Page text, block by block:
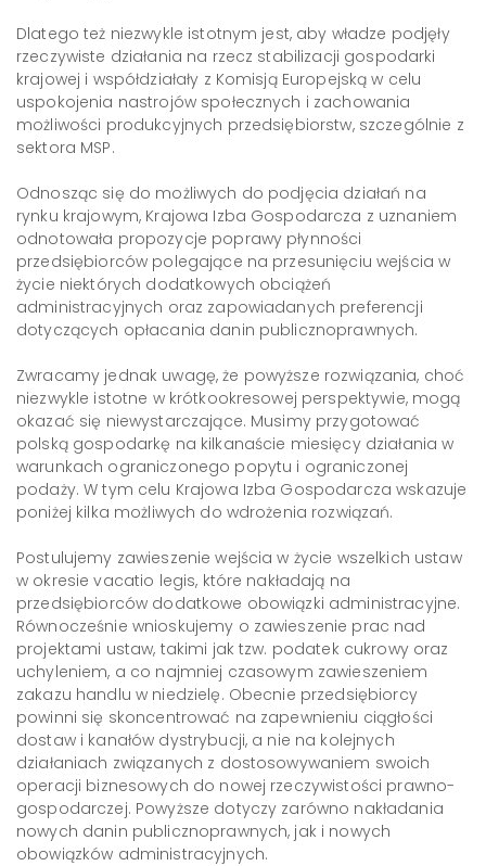
Dlatego też niezwykle istotnym jest, aby władze podjęły
rzeczywiste działania na rzecz stabilizacji gospodarki
krajowej i współdziałały z Komisją Europejską w celu
uspokojenia nastrojów społecznych i zachowania
możliwości produkcyjnych przedsiębiorstw, szczególnie z
sektora MSP.
Odnosząc się do możliwych do podjęcia działań na
rynku krajowym, Krajowa Izba Gospodarcza z uznaniem
odnotowała propozycje poprawy płynności
przedsiębiorców polegające na przesunięciu wejścia w
życie niektórych dodatkowych obciążeń
administracyjnych oraz zapowiadanych preferencji
dotyczących opłacania danin publicznoprawnych.
Zwracamy jednak uwagę, że powyższe rozwiązania, choć
niezwykle istotne w krótkookresowej perspektywie, mogą
okazać się niewystarczające. Musimy przygotować
polską gospodarkę na kilkanaście miesięcy działania w
warunkach ograniczonego popytu i ograniczonej
podaży. W tym celu Krajowa Izba Gospodarcza wskazuje
poniżej kilka możliwych do wdrożenia rozwiązań.
Postulujemy zawieszenie wejścia w życie wszelkich ustaw
w okresie vacatio legis, które nakładają na
przedsiębiorców dodatkowe obowiązki administracyjne.
Równocześnie wnioskujemy o zawieszenie prac nad
projektami ustaw, takimi jak tzw. podatek cukrowy oraz
uchyleniem, a co najmniej czasowym zawieszeniem
zakazu handlu w niedzielę. Obecnie przedsiębiorcy
powinni się skoncentrować na zapewnieniu ciągłości
dostaw i kanałów dystrybucji, a nie na kolejnych
działaniach związanych z dostosowywaniem swoich
operacji biznesowych do nowej rzeczywistości prawno-
gospodarczej. Powyższe dotyczy zarówno nakładania
nowych danin publicznoprawnych, jak i nowych
obowiązków administracyjnych.